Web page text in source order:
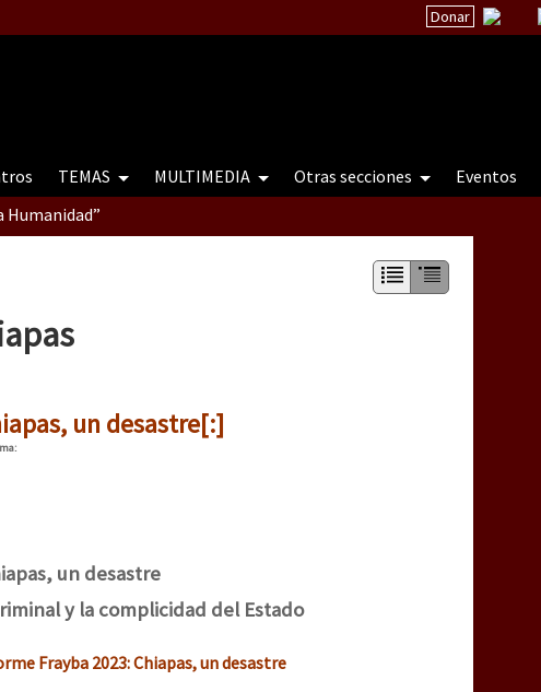
Donar
TEMAS MULTIMEDIA Otras secciones Eventos
Humanidad”
un desastre[:]
:
un desastre
y la complicidad del Estado
Frayba 2023: Chiapas, un desastre